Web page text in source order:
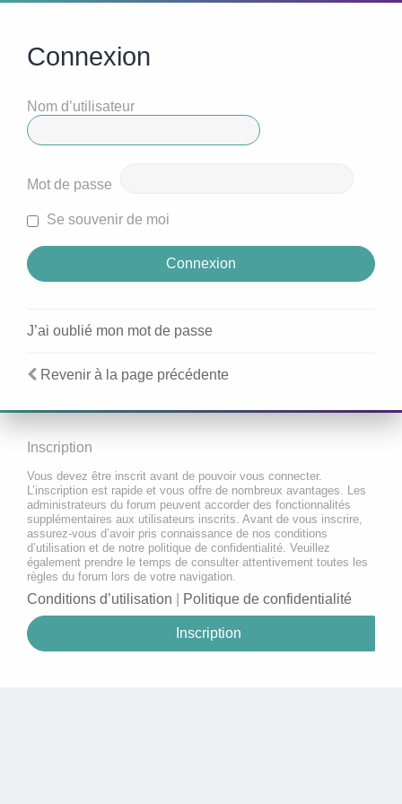
Connexion
Nom d’utilisateur
Mot de passe
Se souvenir de moi
J’ai oublié mon mot de passe
Revenir à la page précédente
Inscription
Vous devez être inscrit avant de pouvoir vous connecter.
L’inscription est rapide et vous offre de nombreux avantages. Les
administrateurs du forum peuvent accorder des fonctionnalités
supplémentaires aux utilisateurs inscrits. Avant de vous inscrire,
assurez-vous d’avoir pris connaissance de nos conditions
d’utilisation et de notre politique de confidentialité. Veuillez
également prendre le temps de consulter attentivement toutes les
règles du forum lors de votre navigation.
Conditions d’utilisation Politique de confidentialité
Inscription